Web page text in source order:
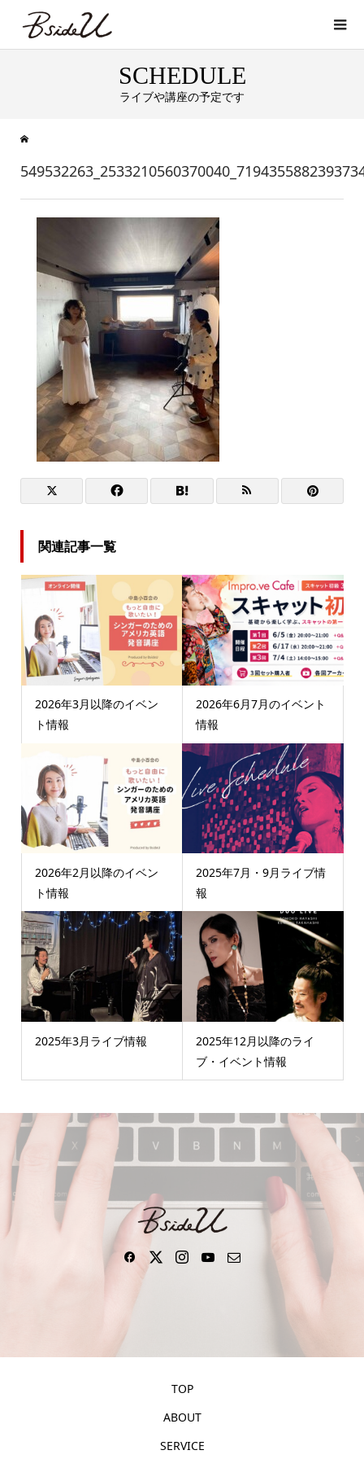
SCHEDULE
ライブや講座の予定です
関連記事一覧
2026年3月以降のイベン
ト情報
2026年6月7月のイベント
情報
2026年2月以降のイベン
ト情報
2025年7月・9月ライブ情
報
2025年3月ライブ情報
2025年12月以降のライ
ブ・イベント情報
TOP
ABOUT
SERVICE